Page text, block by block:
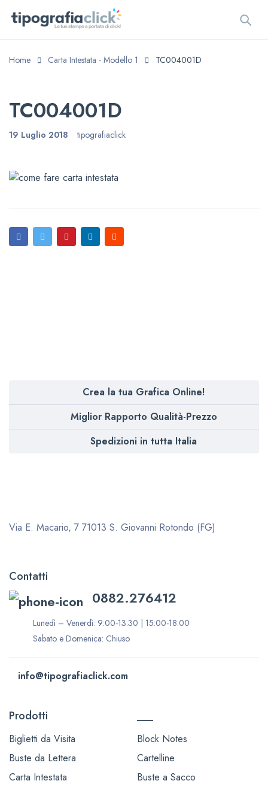
Home Carta Intestata - Modello 1 TC004001D
TC004001D
19 Luglio 2018 tipografiaclick
Crea la tua Grafica Online!
Miglior Rapporto Qualità-Prezzo
Spedizioni in tutta Italia
Via E. Macario, 7 71013 S. Giovanni Rotondo (FG)
Contatti
0882.276412
Lunedì – Venerdì: 9:00-13:30 | 15:00-18:00
Sabato e Domenica: Chiuso
info@tipografiaclick.com
Prodotti
Biglietti da Visita
Buste da Lettera
Carta Intestata
Block Notes
Cartelline
Buste a Sacco